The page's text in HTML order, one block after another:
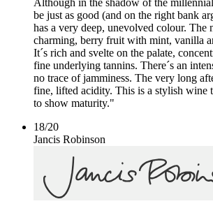
be just as good (and on the right bank
has a very deep, unevolved colour. The
charming, berry fruit with mint, vanilla
It´s rich and svelte on the palate,
fine underlying tannins. There´s an
no trace of jamminess. The very long
fine, lifted acidity. This is a stylish wine
to show maturity."
18/20
Jancis Robinson